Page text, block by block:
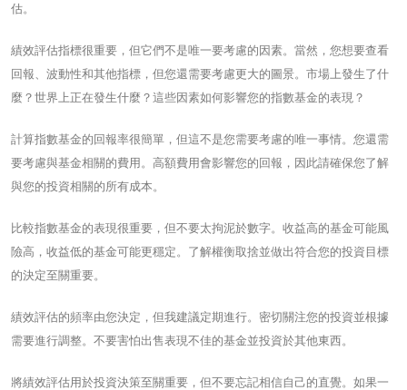
估。
績效評估指標很重要，但它們不是唯一要考慮的因素。當然，您想要查看
回報、波動性和其他指標，但您還需要考慮更大的圖景。市場上發生了什
麼？世界上正在發生什麼？這些因素如何影響您的指數基金的表現？
計算指數基金的回報率很簡單，但這不是您需要考慮的唯一事情。您還需
要考慮與基金相關的費用。高額費用會影響您的回報，因此請確保您了解
與您的投資相關的所有成本。
比較指數基金的表現很重要，但不要太拘泥於數字。收益高的基金可能風
險高，收益低的基金可能更穩定。了解權衡取捨並做出符合您的投資目標
的決定至關重要。
績效評估的頻率由您決定，但我建議定期進行。密切關注您的投資並根據
需要進行調整。不要害怕出售表現不佳的基金並投資於其他東西。
將績效評估用於投資決策至關重要，但不要忘記相信自己的直覺。如果一